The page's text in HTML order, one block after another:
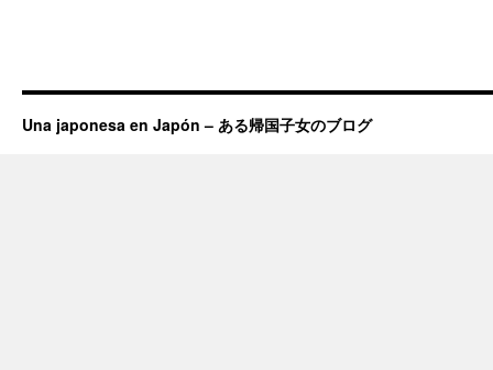
Una japonesa en Japón – ある帰国子女のブログ